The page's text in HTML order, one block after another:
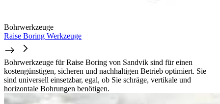
Bohrwerkzeuge
Raise Boring Werkzeuge
Bohrwerkzeuge für Raise Boring von Sandvik sind für einen
kostengünstigen, sicheren und nachhaltigen Betrieb optimiert. Sie
sind universell einsetzbar, egal, ob Sie schräge, vertikale und
horizontale Bohrungen benötigen.